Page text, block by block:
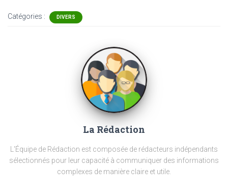
Catégories : DIVERS
La Rédaction
L'Équipe de Rédaction est composée de rédacteurs indépendants
sélectionnés pour leur capacité à communiquer des informations
complexes de manière claire et utile.